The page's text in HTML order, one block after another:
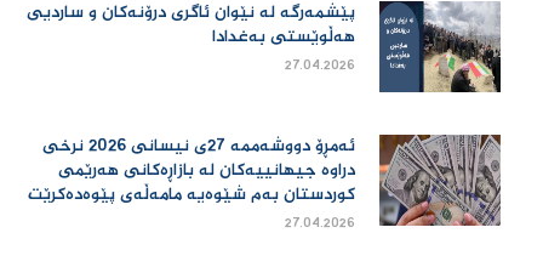
پێشمەرگە لە نێوان ئاگری درۆنەکان و ساردیی
هەڵوێستی بەغدادا
27.04.2026
ئەمڕۆ دووشەممە 27ی نیسانی 2026 نرخی
دراوە جیهانییەكان لە بازاڕەكانی هەرێمی
كوردستان بەم شێوەیە مامەڵەی پێوەدەكرێت
27.04.2026